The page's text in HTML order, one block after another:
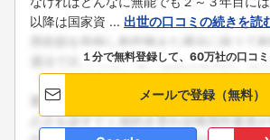
以降は国家資 ... 出世の口コミの続きを読
１分で無料登録して、60万社の口コ
メールで登録（無料）